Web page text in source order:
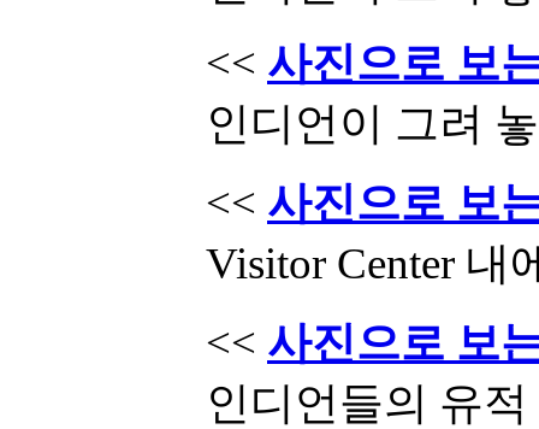
<< 사진으로 보
인디언이 그려
<< 사진으로 보
Visitor Center 내
<< 사진으로 보
인디언들의 유